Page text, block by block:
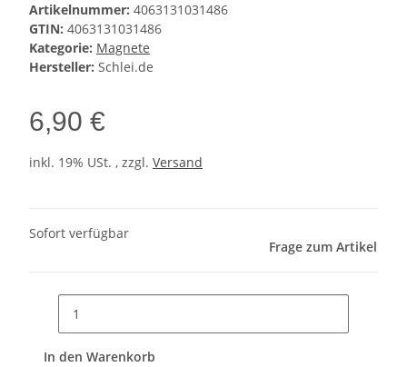
Artikelnummer: 4063131031486
GTIN: 4063131031486
Kategorie: Magnete
Hersteller: Schlei.de
6,90 €
inkl. 19% USt. , zzgl. Versand
Sofort verfügbar
Frage zum Artikel
In den Warenkorb